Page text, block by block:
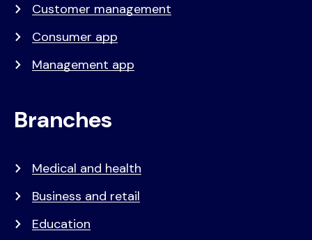
Customer management
Consumer app
Management app
Branches
Medical and health
Business and retail
Education